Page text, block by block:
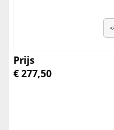
Prijs
€ 277,50